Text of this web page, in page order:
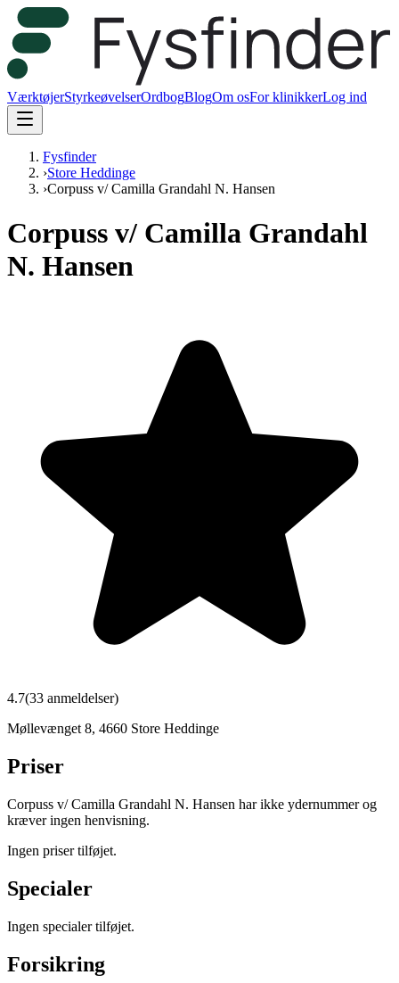
VærktøjerStyrkeøvelserOrdbogBlogOm osFor klinikkerLog ind
Fysfinder
›Store Heddinge
›Corpuss v/ Camilla Grandahl N. Hansen
Corpuss v/ Camilla Grandahl
N. Hansen
4.7(33 anmeldelser)
Møllevænget 8, 4660 Store Heddinge
Priser
Corpuss v/ Camilla Grandahl N. Hansen har ikke ydernummer og
kræver ingen henvisning.
Ingen priser tilføjet.
Specialer
Ingen specialer tilføjet.
Forsikring